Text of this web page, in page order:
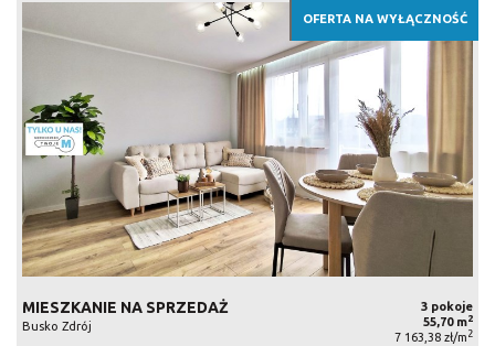
OFERTA NA WYŁĄCZNOŚĆ
MIESZKANIE NA SPRZEDAŻ
Busko Zdrój
3 pokoje
55,70 m2
7 163,38 zł/m 2